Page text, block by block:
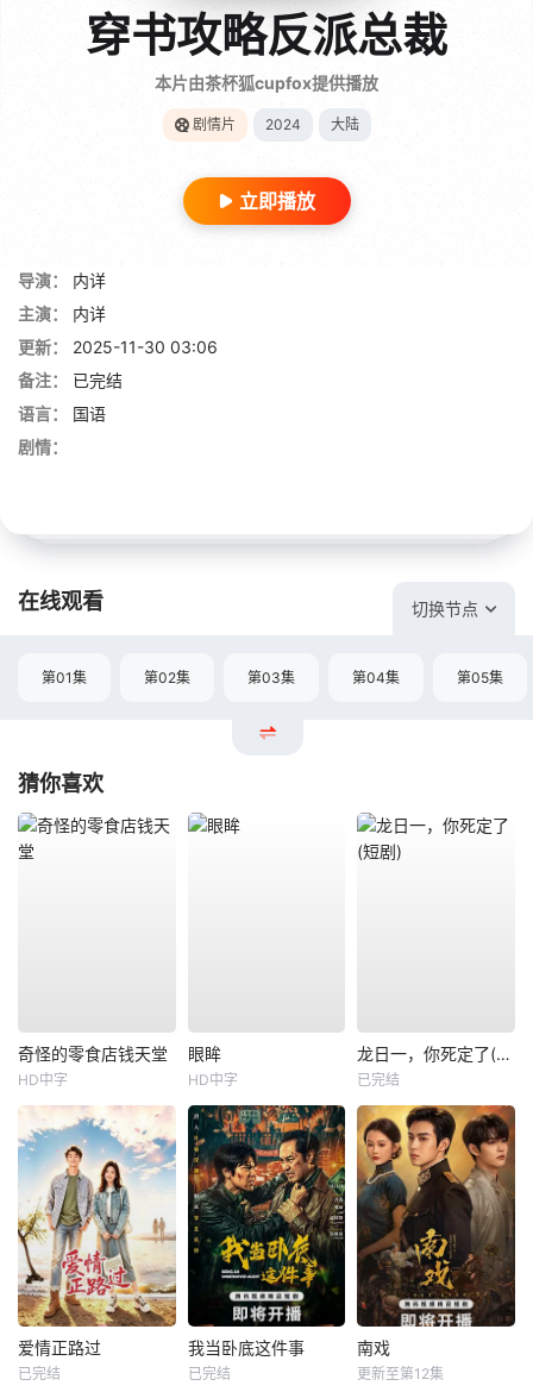
穿书攻略反派总裁
本片由茶杯狐cupfox提供播放
剧情片 2024 大陆
立即播放
导演：
内详
主演：
内详
更新：
2025-11-30 03:06
备注：
已完结
语言：
国语
剧情：
在线观看 切换节点
第01集 第02集 第03集 第04集 第05集
猜你喜欢
奇怪的零食店钱天堂
HD中字
眼眸
HD中字
龙日一，你死定了(短剧)
已完结
爱情正路过
已完结
我当卧底这件事
已完结
南戏
更新至第12集